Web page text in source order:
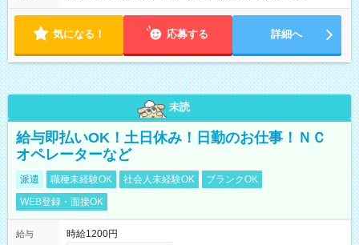
気になる！ 応募する 詳細へ
未読
給与即払いOK！土日休み！日勤のお仕事！ＮＣ
オペレーターなど
派遣 職種未経験OK 社会人未経験OK
ブランクOK
WEB登録・面接OK
給与 時給1200円